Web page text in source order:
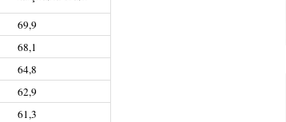
69,9
68,1
64,8
62,9
61,3